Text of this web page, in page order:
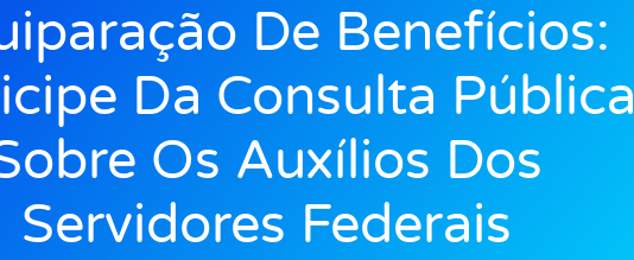
De Benefícios:
Da Consulta Pública
Os Auxílios Dos
Servidores Federais